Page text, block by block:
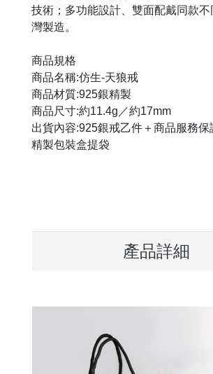
技術；多功能設計、雙面配戴同款不
灣製造。
商品規格
商品名稱:仿生-天狼戒
商品材質:925銀精製
商品尺寸:約11.4g／約17mm
出貨內容:925銀戒乙件＋商品服務保
精製包裝盒提袋
產品詳細